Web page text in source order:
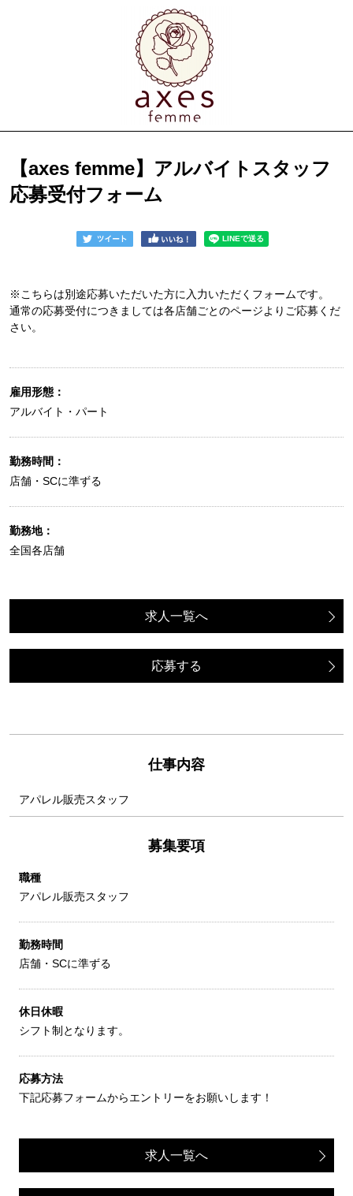
【axes femme】アルバイトスタッフ
応募受付フォーム
※こちらは別途応募いただいた方に入力いただくフォームです。
通常の応募受付につきましては各店舗ごとのページよりご応募くだ
さい。
雇用形態：
アルバイト・パート
勤務時間：
店舗・SCに準ずる
勤務地：
全国各店舗
求人一覧へ
応募する
仕事内容
アパレル販売スタッフ
募集要項
職種
アパレル販売スタッフ
勤務時間
店舗・SCに準ずる
休日休暇
シフト制となります。
応募方法
下記応募フォームからエントリーをお願いします！
求人一覧へ